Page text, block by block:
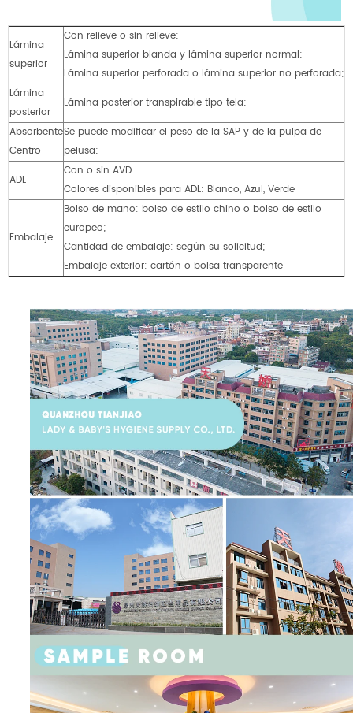
Lámina
superior
Con relieve o sin relieve;
Lámina superior blanda y lámina superior normal;
Lámina superior perforada o lámina superior no perforada;
Lámina
posterior
Lámina posterior transpirable tipo tela;
Absorbente
Centro
Se puede modificar el peso de la SAP y de la pulpa de
pelusa;
ADL
Con o sin AVD
Colores disponibles para ADL: Blanco, Azul, Verde
Embalaje
Bolso de mano: bolso de estilo chino o bolso de estilo
europeo;
Cantidad de embalaje: según su solicitud;
Embalaje exterior: cartón o bolsa transparente